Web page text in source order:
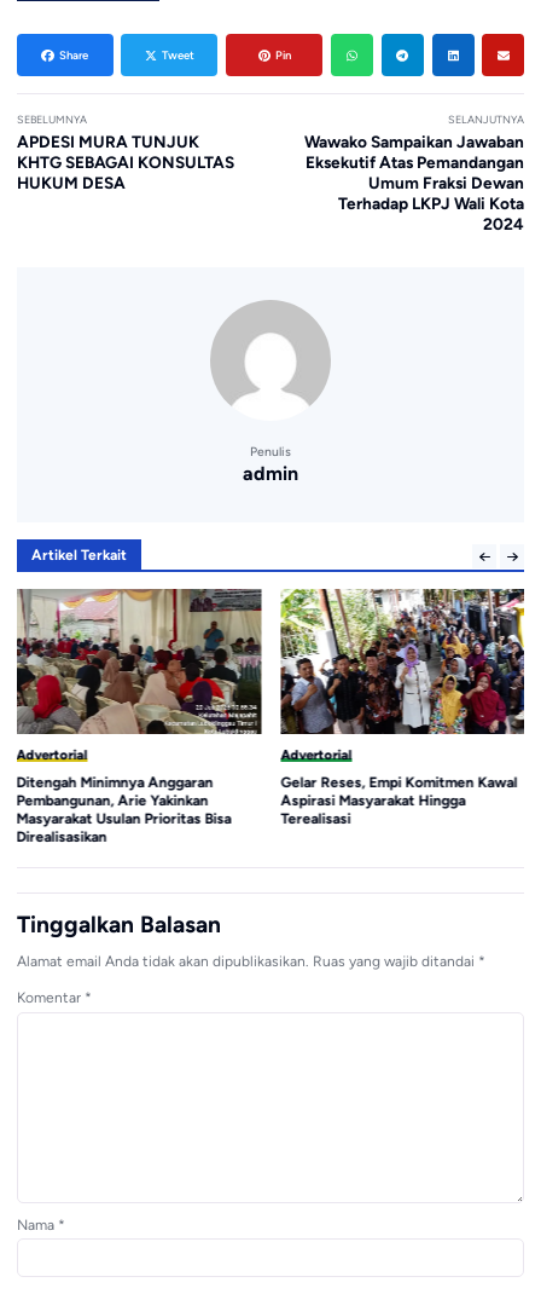
Share Tweet Pin
SEBELUMNYA
APDESI MURA TUNJUK
KHTG SEBAGAI KONSULTAS
HUKUM DESA
SELANJUTNYA
Wawako Sampaikan Jawaban
Eksekutif Atas Pemandangan
Umum Fraksi Dewan
Terhadap LKPJ Wali Kota
2024
Penulis
admin
Artikel Terkait
Advertorial
Ditengah Minimnya Anggaran
Pembangunan, Arie Yakinkan
Masyarakat Usulan Prioritas Bisa
Direalisasikan
Advertorial
Gelar Reses, Empi Komitmen Kawal
Aspirasi Masyarakat Hingga
Terealisasi
Tinggalkan Balasan
Alamat email Anda tidak akan dipublikasikan. Ruas yang wajib ditandai *
Komentar *
Nama *